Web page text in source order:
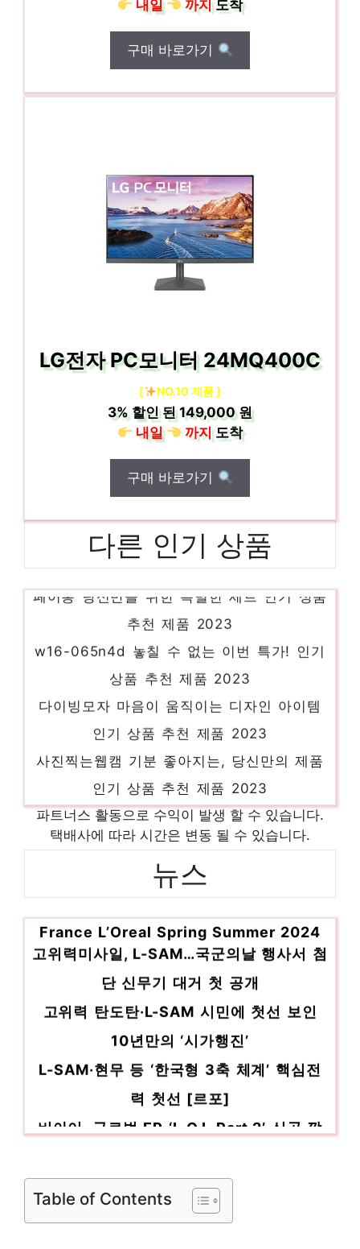
내일 까지도착
구매 바로가기
LG전자 PC모니터 24MQ400C
[ NO.10 제품 ]
3%할인 된149,000 원
내일
까지도착
구매 바로가기
다른 인기 상품
페어롱 당신만을 위한 특별한 세트 인기 상품
추천 제품 2023
w16-065n4d 놓칠 수 없는 이번 특가! 인기
상품 추천 제품 2023
다이빙모자 마음이 움직이는 디자인 아이템
인기 상품 추천 제품 2023
사진찍는웹캠 기분 좋아지는, 당신만의 제품
인기 상품 추천 제품 2023
카피어랜드마우스 핫 아이템, 주목해주세요!
인기 상품 추천 제품 2023
라온포스처바른자세쿠션 센스있는 선물, 지금
만나보세요! 인기 상품 추천 제품 2023
p790아이언 잠들기 전, 이거 어때요? 인기
상품 추천 제품 2023
파트너스 활동으로 수익이 발생 할 수 있습니다.
택배사에 따라 시간은 변동 될 수 있습니다.
뉴스
France L’Oreal Spring Summer 2024
고위력미사일, L-SAM…국군의날 행사서 첨
단 신무기 대거 첫 공개
고위력 탄도탄·L-SAM 시민에 첫선 보인
10년만의 ‘시가행진’
L-SAM·현무 등 ‘한국형 3축 체계’ 핵심전
력 첫선 [르포]
비아이, 글로벌 EP ‘L.O.L Part.2’ 신곡 깜
[YG의 카톡(Car Talk)] 지프 럭셔리 담은
‘그랜드 체로키L’…공간·주행성능 …
Table of Contents